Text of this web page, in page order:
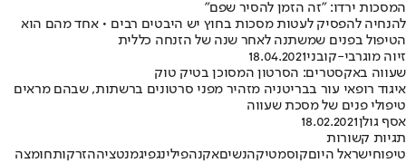
המסכות ירדו: "זה הזמן להסיר שפם"
להנחיה להפסיק לעטות מסכות בחוץ יש היבטים רבים • אחד מהם הוא
הטיפול בפנים שמשתנה לאחר שנה של הזנחה כללית
זיוה מוגרבי-קובני18.04.2021
שעווה באקסטרים: הסרטון המסוכן בטיק טוק
איגוד רופאי עור בבריטניה מזהיר מפני סרטונים ברשתות, שבהם מראים
טיפולי פנים של מסכת שעווה
אסף גולן18.02.2021
תגיות קשורות
טיפוחישראל היוםקוסמטיקהנשיםאקנהפילינגפיגמנטציההזרקותחומצה